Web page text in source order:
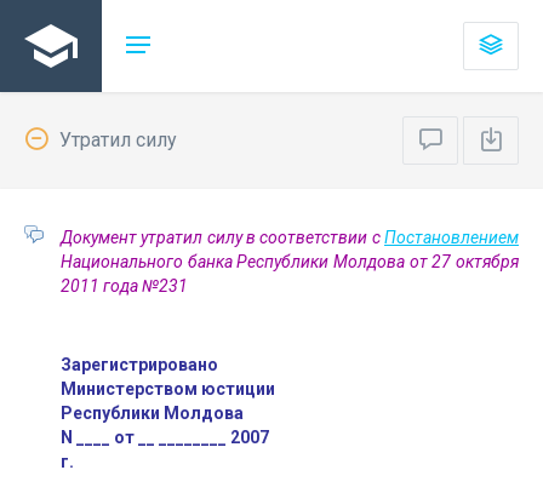
Утратил силу
Документ утратил силу в соответствии сПостановлением
Национального банка Республики Молдова от 27 октября
2011 года №231
Зарегистрировано
Министерством юстиции
Республики Молдова
N ____ от __ ________ 2007
г.